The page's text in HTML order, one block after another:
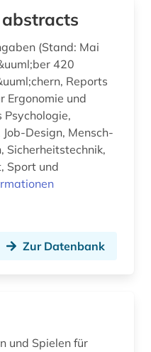
(Stand: Mai
420
Reports
Ergonomie und
Design, Mensch-
Sicherheitstechnik,
Sport und
Zur Datenbank
und Spielen für